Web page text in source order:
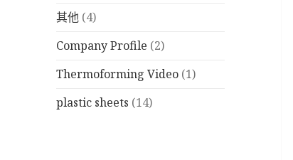
其他 (4)
Company Profile (2)
Thermoforming Video (1)
plastic sheets (14)